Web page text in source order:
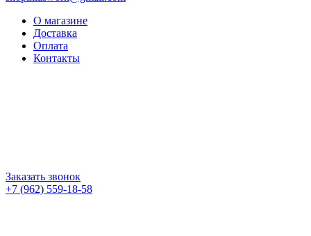
О магазине
Доставка
Оплата
Контакты
Заказать звонок
+7 (962) 559-18-58